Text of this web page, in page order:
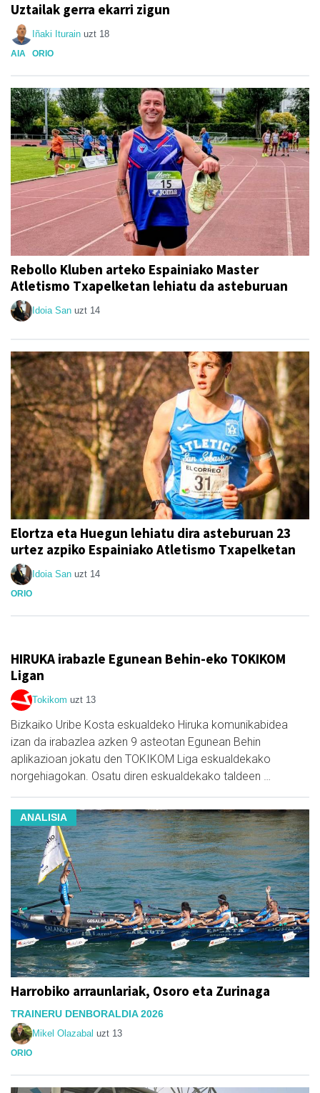
Uztailak gerra ekarri zigun
Iñaki Iturain uzt 18
AIA ORIO
Rebollo Kluben arteko Espainiako Master
Atletismo Txapelketan lehiatu da asteburuan
Idoia San uzt 14
Elortza eta Huegun lehiatu dira asteburuan 23
urtez azpiko Espainiako Atletismo Txapelketan
Idoia San uzt 14
ORIO
HIRUKA irabazle Egunean Behin-eko TOKIKOM
Ligan
Tokikom uzt 13
Bizkaiko Uribe Kosta eskualdeko Hiruka komunikabidea
izan da irabazlea azken 9 asteotan Egunean Behin
aplikazioan jokatu den TOKIKOM Liga eskualdekako
norgehiagokan. Osatu diren eskualdekako taldeen …
ANALISIA
Harrobiko arraunlariak, Osoro eta Zurinaga
TRAINERU DENBORALDIA 2026
Mikel Olazabal uzt 13
ORIO